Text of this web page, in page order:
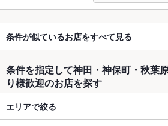
条件が似ているお店をすべて見る
条件を指定して神田・神保町・秋葉
り様歓迎のお店を探す
エリアで絞る